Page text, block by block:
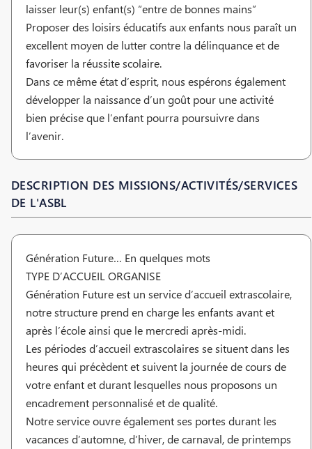
laisser leur(s) enfant(s) “entre de bonnes mains”
Proposer des loisirs éducatifs aux enfants nous paraît un
excellent moyen de lutter contre la délinquance et de
favoriser la réussite scolaire.
Dans ce même état d’esprit, nous espérons également
développer la naissance d’un goût pour une activité
bien précise que l’enfant pourra poursuivre dans
l’avenir.
DESCRIPTION DES MISSIONS/ACTIVITÉS/SERVICES
DE L'ASBL
Génération Future… En quelques mots
TYPE D’ACCUEIL ORGANISE
Génération Future est un service d’accueil extrascolaire,
notre structure prend en charge les enfants avant et
après l’école ainsi que le mercredi après-midi.
Les périodes d’accueil extrascolaires se situent dans les
heures qui précèdent et suivent la journée de cours de
votre enfant et durant lesquelles nous proposons un
encadrement personnalisé et de qualité.
Notre service ouvre également ses portes durant les
vacances d’automne, d’hiver, de carnaval, de printemps